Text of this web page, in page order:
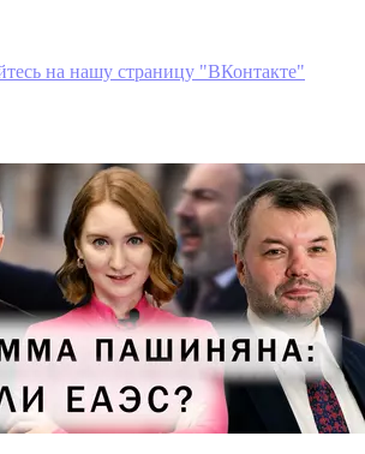
на нашу страницу "ВКонтакте"